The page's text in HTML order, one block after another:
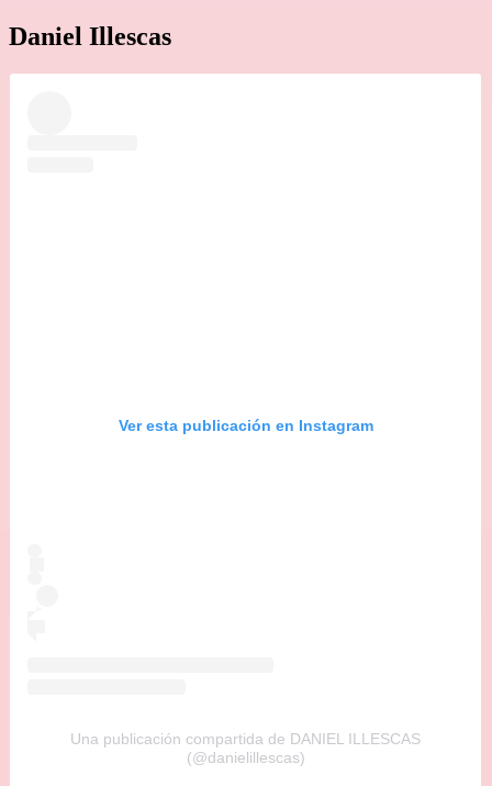
Daniel Illescas
Ver esta publicación en Instagram
Una publicación compartida de DANIEL ILLESCAS
(@danielillescas)